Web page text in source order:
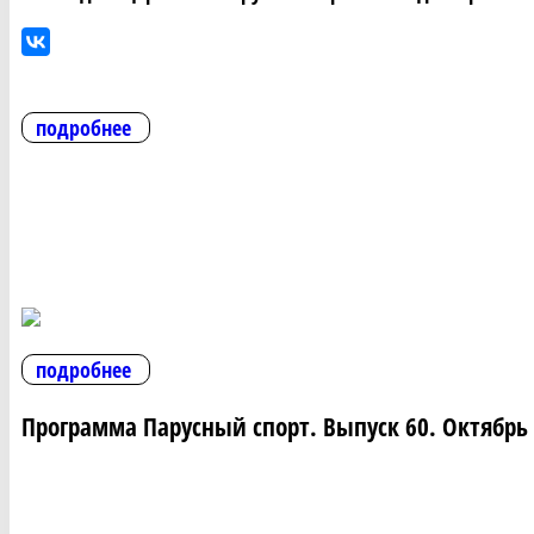
подробнее
подробнее
Программа Парусный спорт. Выпуск 60. Октябрь